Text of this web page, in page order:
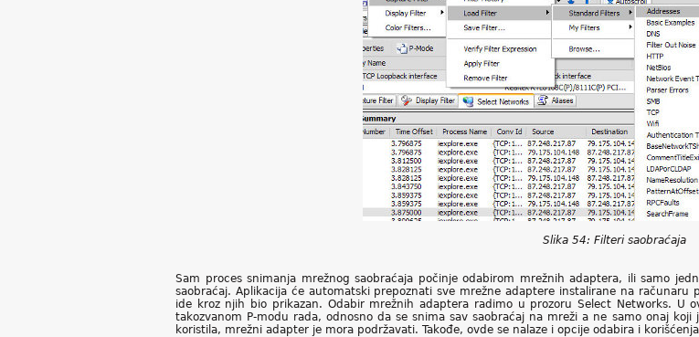
Slika 54: Filteri saobraćaja
Sam proces snimanja mrežnog saobraćaja počinje odabirom mrežnih adaptera, ili samo
saobraćaj. Aplikacija će automatski prepoznati sve mrežne adaptere instalirane na računaru
ide kroz njih bio prikazan. Odabir mrežnih adaptera radimo u prozoru Select Networks. U
takozvanom P-modu rada, odnosno da se snima sav saobraćaj na mreži a ne samo onaj
koristila, mrežni adapter je mora podržavati. Takođe, ovde se nalaze i opcije odabira i